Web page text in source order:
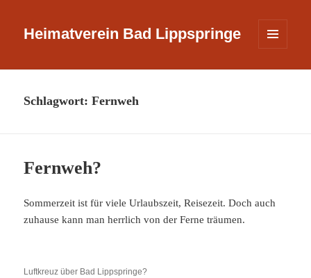
Heimatverein Bad Lippspringe
WIDGETS
Schlagwort:Fernweh
Fernweh?
Sommerzeit ist für viele Urlaubszeit, Reisezeit. Doch auch
zuhause kann man herrlich von der Ferne träumen.
Luftkreuz über Bad Lippspringe?